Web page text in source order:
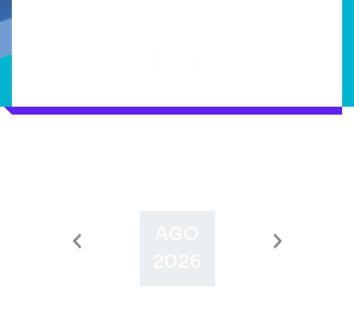
SET